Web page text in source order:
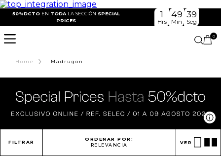
50%DCTO EN TODA LA SECCIÓN SPECIAL
PRICES
1
Hrs
49
Min
37
Seg
0
Home › Madrugon
FILTRAR
ORDENAR POR:
RELEVANCIA
VER